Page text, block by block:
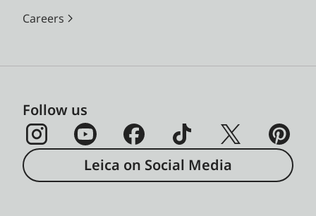
Careers
Follow us
Leica on Social Media